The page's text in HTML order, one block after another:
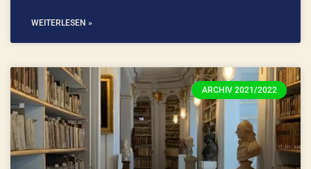
WEITERLESEN »
ARCHIV 2021/2022